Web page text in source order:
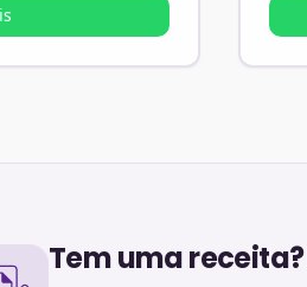
Tem uma